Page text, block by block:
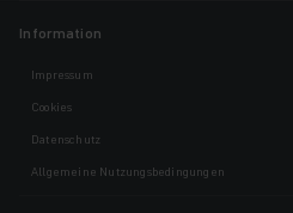
Information
Impressum
Cookies
Datenschutz
Allgemeine Nutzungsbedingungen